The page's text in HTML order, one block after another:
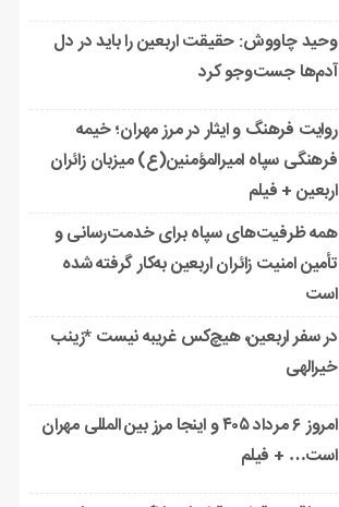
وحید چاووش: حقیقت اربعین را باید در دل
آدم‌ها جست‌وجو کرد
روایت فرهنگ و ایثار در مرز مهران؛ خیمه
فرهنگی سپاه امیرالمؤمنین(ع) میزبان زائران
اربعین + فیلم
همه ظرفیت‌های سپاه برای خدمت‌رسانی و
تأمین امنیت زائران اربعین به‌کار گرفته شده
است
در سفر اربعین، هیچ‌کس غریبه نیست *زینب
خیرالهی
امروز ۶ مرداد ۴۰۵ و اینجا مرز بین المللی مهران
است… + فیلم